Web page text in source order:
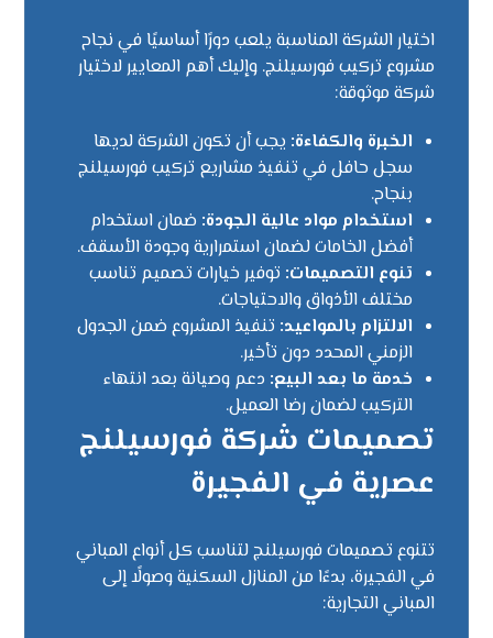
اختيار الشركة المناسبة يلعب دورًا أساسيًا في نجاح
مشروع تركيب فورسيلنج. وإليك أهم المعايير لاختيار
شركة موثوقة:
الخبرة والكفاءة: يجب أن تكون الشركة لديها
سجل حافل في تنفيذ مشاريع تركيب فورسيلنج
بنجاح.
استخدام مواد عالية الجودة: ضمان استخدام
أفضل الخامات لضمان استمرارية وجودة الأسقف.
تنوع التصميمات: توفير خيارات تصميم تناسب
مختلف الأذواق والاحتياجات.
الالتزام بالمواعيد: تنفيذ المشروع ضمن الجدول
الزمني المحدد دون تأخير.
خدمة ما بعد البيع: دعم وصيانة بعد انتهاء
التركيب لضمان رضا العميل.
تصميمات شركة فورسيلنج
عصرية في الفجيرة
تتنوع تصميمات فورسيلنج لتناسب كل أنواع المباني
في الفجيرة، بدءًا من المنازل السكنية وصولًا إلى
المباني التجارية: